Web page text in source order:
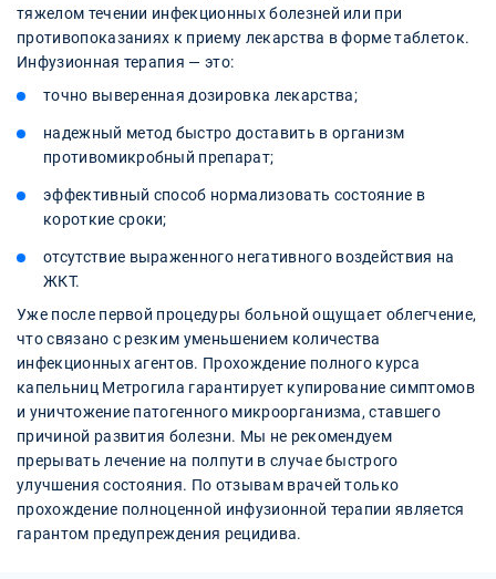
тяжелом течении инфекционных болезней или при
противопоказаниях к приему лекарства в форме таблеток.
Инфузионная терапия — это:
точно выверенная дозировка лекарства;
надежный метод быстро доставить в организм
противомикробный препарат;
эффективный способ нормализовать состояние в
короткие сроки;
отсутствие выраженного негативного воздействия на
ЖКТ.
Уже после первой процедуры больной ощущает облегчение,
что связано с резким уменьшением количества
инфекционных агентов. Прохождение полного курса
капельниц Метрогила гарантирует купирование симптомов
и уничтожение патогенного микроорганизма, ставшего
причиной развития болезни. Мы не рекомендуем
прерывать лечение на полпути в случае быстрого
улучшения состояния. По отзывам врачей только
прохождение полноценной инфузионной терапии является
гарантом предупреждения рецидива.